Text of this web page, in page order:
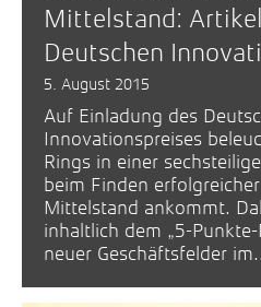
Mittelstand:
Deutschen
5. August 2015
Auf Einladung des
Innovationspreises
Rings in einer
beim Finden
Mittelstand ankommt.
inhaltlich dem „5-
neuer Geschäftsfelder